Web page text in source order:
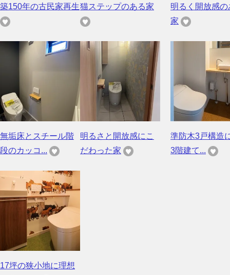
築150年の古民家再生猫ステップのある家
明るく開放感の
家
無垢床とスチール階
段のカッコ...
明るさと開放感にこ
だわった家
準防木3戸構造
3階建て...
17坪の狭小地に理想